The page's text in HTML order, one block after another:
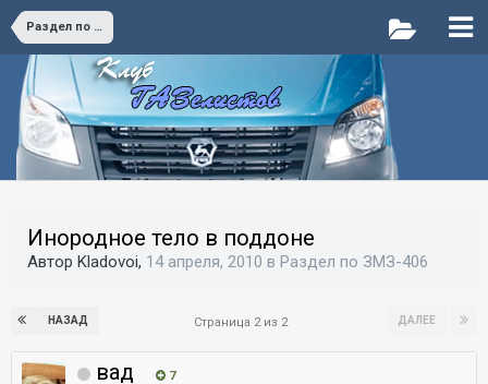
Раздел по ЗМЗ-406
Инородное тело в поддоне
Автор Kladovoi, 14 апреля, 2010 в Раздел по ЗМЗ-406
НАЗАД ДАЛЕЕ
Страница 2 из 2
вад 7